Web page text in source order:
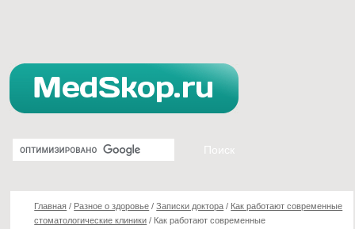
Главная / Разное о здоровье /Записки доктора / Как работают современные
стоматологические клиники / Как работают современные